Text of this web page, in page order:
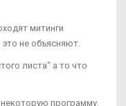
митинги
не объясняют.
листа" а то что
программу.